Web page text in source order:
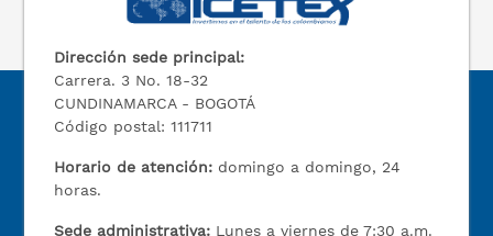
Dirección sede principal:
Carrera. 3 No. 18-32
CUNDINAMARCA - BOGOTÁ
Código postal: 111711
Horario de atención: domingo a domingo, 24
horas.
Sede administrativa: Lunes a viernes de 7:30 a.m.